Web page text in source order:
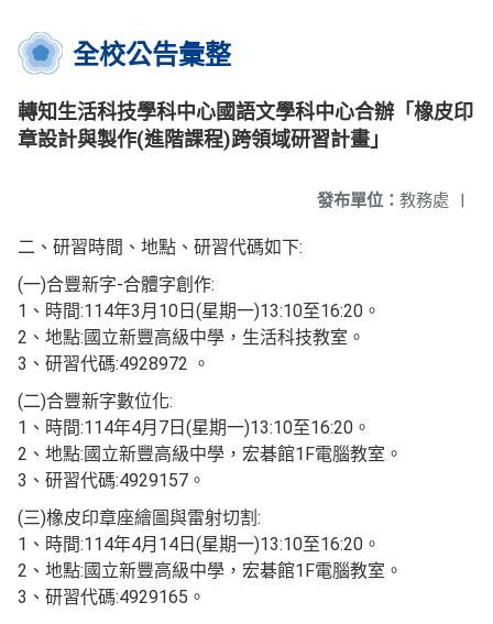
全校公告彙整
轉知生活科技學科中心國語文學科中心合辦「橡皮印
章設計與製作(進階課程)跨領域研習計畫」
發布單位： 教務處 |
二、研習時間、地點、研習代碼如下:
(一)合豐新字-合體字創作:
1、時間:114年3月10日(星期一)13:10至16:20。
2、地點:國立新豐高級中學，生活科技教室。
3、研習代碼:4928972 。
(二)合豐新字數位化:
1、時間:114年4月7日(星期一)13:10至16:20。
2、地點:國立新豐高級中學，宏碁館1F電腦教室。
3、研習代碼:4929157。
(三)橡皮印章座繪圖與雷射切割:
1、時間:114年4月14日(星期一)13:10至16:20。
2、地點:國立新豐高級中學，宏碁館1F電腦教室。
3、研習代碼:4929165。